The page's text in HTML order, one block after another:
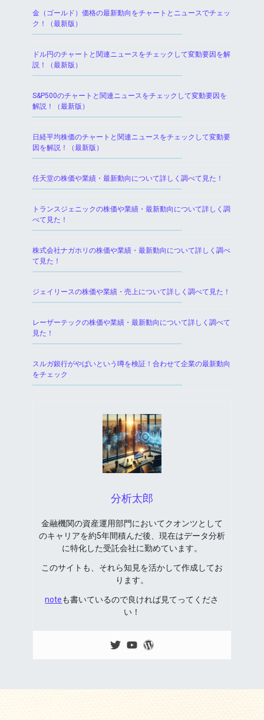
金（ゴールド）価格の最新動向をチャートとニュースでチェッ
ク！（最新版）
ドル円のチャートと関連ニュースをチェックして変動要因を解
説！（最新版）
S&P500のチャートと関連ニュースをチェックして変動要因を
解説！（最新版）
日経平均株価のチャートと関連ニュースをチェックして変動要
因を解説！（最新版）
任天堂の株価や業績・最新動向について詳しく調べて見た！
トランスジェニックの株価や業績・最新動向について詳しく調
べて見た！
株式会社ナガホリの株価や業績・最新動向について詳しく調べ
て見た！
ジェイリースの株価や業績・売上について詳しく調べて見た！
レーザーテックの株価や業績・最新動向について詳しく調べて
見た！
スルガ銀行がやばいという噂を検証！合わせて企業の最新動向
をチェック
分析太郎
金融機関の資産運用部門においてクオンツとして
のキャリアを約5年間積んだ後、現在はデータ分析
に特化した受託会社に勤めています。
このサイトも、それら知見を活かして作成してお
ります。
noteも書いているので良ければ見てってくださ
い！